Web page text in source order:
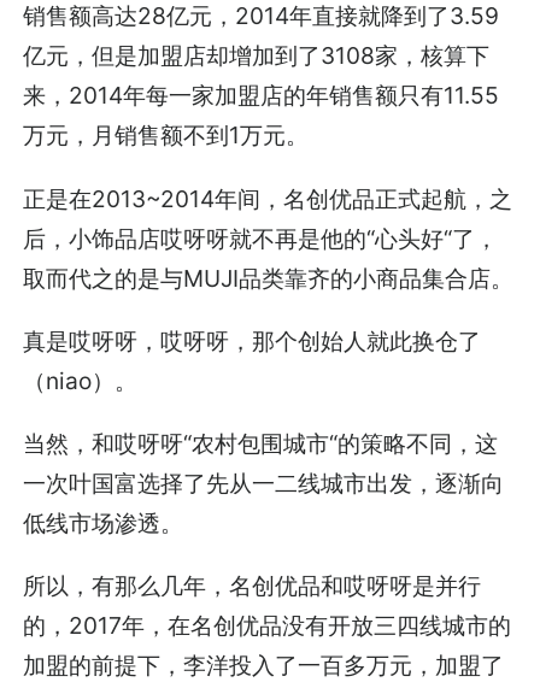
销售额高达28亿元，2014年直接就降到了3.59
亿元，但是加盟店却增加到了3108家，核算下
来，2014年每一家加盟店的年销售额只有11.55
万元，月销售额不到1万元。
正是在2013~2014年间，名创优品正式起航，之
后，小饰品店哎呀呀就不再是他的“心头好“了，
取而代之的是与MUJI品类靠齐的小商品集合店。
真是哎呀呀，哎呀呀，那个创始人就此换仓了
（niao）。
当然，和哎呀呀“农村包围城市“的策略不同，这
一次叶国富选择了先从一二线城市出发，逐渐向
低线市场渗透。
所以，有那么几年，名创优品和哎呀呀是并行
的，2017年，在名创优品没有开放三四线城市的
加盟的前提下，李洋投入了一百多万元，加盟了